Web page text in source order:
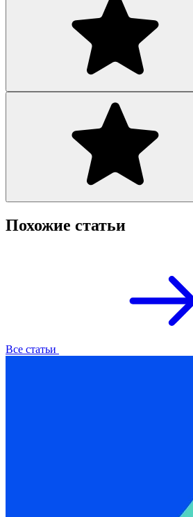
Похожие статьи
Все статьи